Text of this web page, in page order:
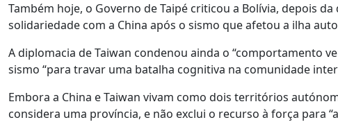
Também hoje, o Governo de Taipé criticou a Bolívia, depois
solidariedade com a China após o sismo que afetou a ilha
A diplomacia de Taiwan condenou ainda o “comportamento
sismo “para travar uma batalha cognitiva na comunidade
Embora a China e Taiwan vivam como dois territórios
considera uma província, e não exclui o recurso à força para